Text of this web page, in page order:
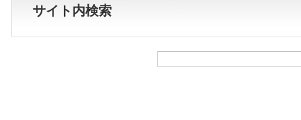
サイト内検索